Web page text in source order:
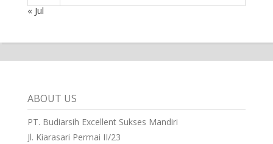
« Jul
ABOUT US
PT. Budiarsih Excellent Sukses Mandiri
Jl. Kiarasari Permai II/23